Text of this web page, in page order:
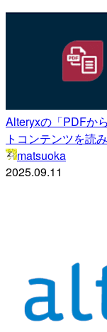
Alteryxの「PDFか
トコンテンツを読
matsuoka
2025.09.11